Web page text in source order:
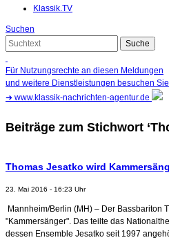
Klassik.TV
Suchen
Für Nutzungsrechte an diesen Meldungen
und weitere Dienstleistungen besuchen
➜ www.klassik-nachrichten-agentur.de
Beiträge zum Stichwort
Thomas Jesatko wird
23. Mai 2016 - 16:23 Uhr
Mannheim/Berlin (MH) – Der Bassbariton
"Kammersänger". Das teilte das
dessen Ensemble Jesatko seit 1997